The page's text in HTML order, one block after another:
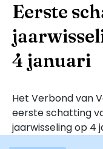
Eerste
4 januari
Het Verbond van
eerste schatting
jaarwisseling op 4